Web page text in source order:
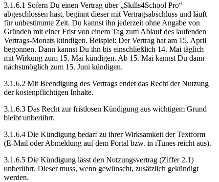
3.1.6.1 Sofern Du einen Vertrag über „Skills4School Pro“
abgeschlossen hast, beginnt dieser mit Vertragsabschluss und läuft
für unbestimmte Zeit. Du kannst ihn jederzeit ohne Angabe von
Gründen mit einer Frist von einem Tag zum Ablauf des laufenden
Vertrags-Monats kündigen. Beispiel: Der Vertrag hat am 15. April
begonnen. Dann kannst Du ihn bis einschließlich 14. Mai täglich
mit Wirkung zum 15. Mai kündigen. Ab 15. Mai kannst Du dann
nächstmöglich zum 15. Juni kündigen.
3.1.6.2 Mit Beendigung des Vertrags endet das Recht der Nutzung
der kostenpflichtigen Inhalte.
3.1.6.3 Das Recht zur fristlosen Kündigung aus wichtigem Grund
bleibt unberührt.
3.1.6.4 Die Kündigung bedarf zu ihrer Wirksamkeit der Textform
(E-Mail oder Abmeldung auf dem Portal bzw. in iTunes reicht aus).
3.1.6.5 Die Kündigung lässt den Nutzungsvertrag (Ziffer 2.1)
unberührt. Dieser muss, wenn gewünscht, zusätzlich gekündigt
werden.